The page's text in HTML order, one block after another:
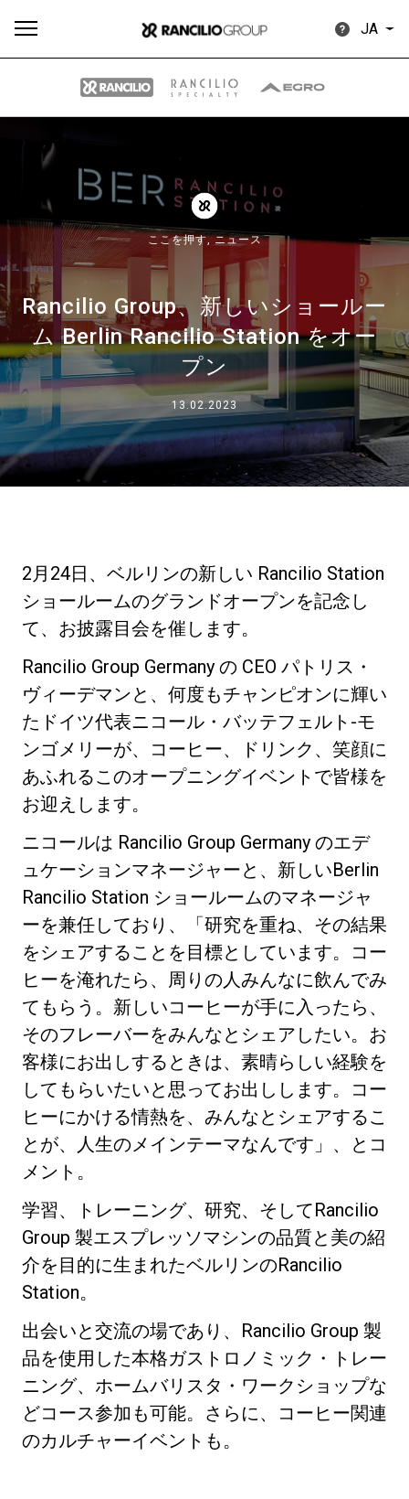
JA
ここを押す,ニュース
Rancilio Group、新しいショールー
ム Berlin Rancilio Station をオー
プン
13.02.2023
2月24日、ベルリンの新しい Rancilio Station
ショールームのグランドオープンを記念し
て、お披露目会を催します。
Rancilio Group Germany の CEO パトリス・
ヴィーデマンと、何度もチャンピオンに輝い
たドイツ代表ニコール・バッテフェルト-モ
ンゴメリーが、コーヒー、ドリンク、笑顔に
あふれるこのオープニングイベントで皆様を
お迎えします。
ニコールは Rancilio Group Germany のエデ
ュケーションマネージャーと、新しいBerlin
Rancilio Station ショールームのマネージャ
ーを兼任しており、「研究を重ね、その結果
をシェアすることを目標としています。コー
ヒーを淹れたら、周りの人みんなに飲んでみ
てもらう。新しいコーヒーが手に入ったら、
そのフレーバーをみんなとシェアしたい。お
客様にお出しするときは、素晴らしい経験を
してもらいたいと思ってお出しします。コー
ヒーにかける情熱を、みんなとシェアするこ
とが、人生のメインテーマなんです」、とコ
メント。
学習、トレーニング、研究、そしてRancilio
Group 製エスプレッソマシンの品質と美の紹
介を目的に生まれたベルリンのRancilio
Station。
出会いと交流の場であり、Rancilio Group 製
品を使用した本格ガストロノミック・トレー
ニング、ホームバリスタ・ワークショップな
どコース参加も可能。さらに、コーヒー関連
のカルチャーイベントも。
て
製品
情報
ニュ
ース
ダウン
ロード
Our brands
グループ
ニュース
研究室紹介
サスティナビリティ
接続
お問い合わせ
プライバシーポリシー